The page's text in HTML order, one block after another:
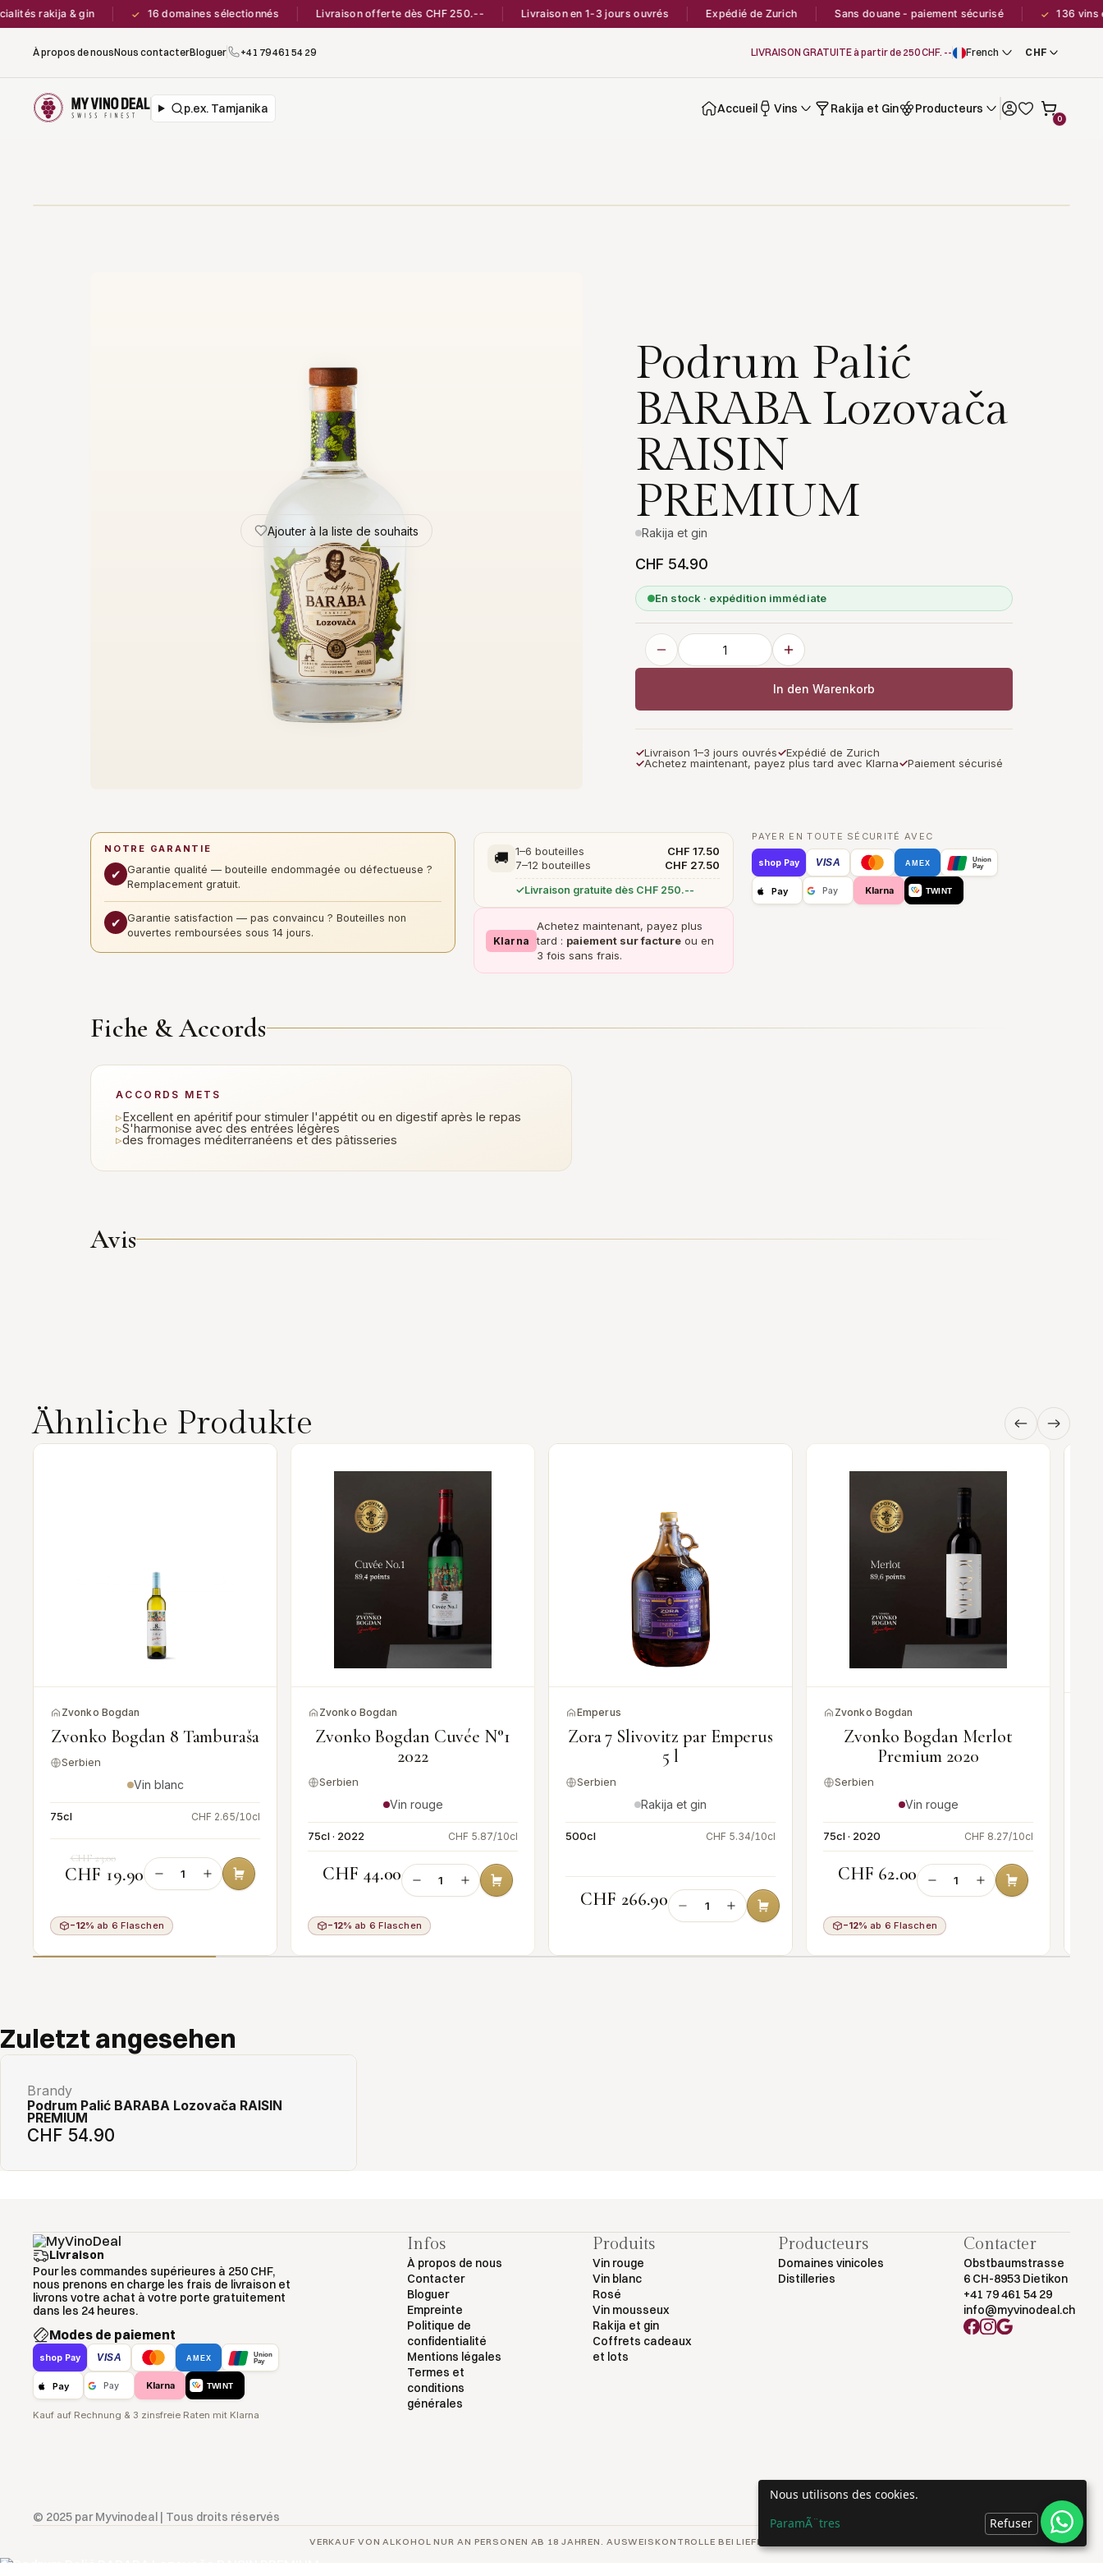
rakija & gin 16 domaines sélectionnés Livraison offerte dès CHF 250.-- Livraison en 1-3 jours ouvrés Expédié de Zurich Sans douane - paiement sécurisé 136 vins en
À propos de nousNous contacterBloguer +41 79 461 54 29 LIVRAISON GRATUITE à partir de 250 CHF. -- French
p.ex. Tamjanika Accueil Vins Rakija et Gin Producteurs
0
Ajouter à la liste de souhaits
Podrum Palić
BARABA Lozovača
RAISIN
PREMIUM
Rakija et gin
CHF 54.90
En stock · expédition immédiate
In den Warenkorb
✓Livraison 1–3 jours ouvrés✓Expédié de Zurich
✓Achetez maintenant, payez plus tard avec Klarna✓Paiement sécurisé
NOTRE GARANTIE
✔ Garantie qualité — bouteille endommagée ou défectueuse ?
Remplacement gratuit.
✔ Garantie satisfaction — pas convaincu ? Bouteilles non
ouvertes remboursées sous 14 jours.
🚚 1–6 bouteilles
CHF 17.50
7–12 bouteilles
CHF 27.50
Livraison gratuite dès CHF 250.--
Klarna
Achetez maintenant, payez plus
tard : paiement sur factureou en
3 fois sans frais.
PAYER EN TOUTE SÉCURITÉ AVEC
shop Pay VISA AMEX
Union
Pay
Pay Pay Klarna TWINT
Fiche & Accords
ACCORDS METS
▹Excellent en apéritif pour stimuler l'appétit ou en digestif après le repas
▹S'harmonise avec des entrées légères
▹des fromages méditerranéens et des pâtisseries
Avis
Ähnliche Produkte
Zvonko Bogdan
Zvonko Bogdan 8 Tamburaša
Serbien
Vin blanc
75cl CHF 2.65/10cl
CHF 23.00
CHF 19.90
−12% ab 6 Flaschen
Zvonko Bogdan
Zvonko Bogdan Cuvée N°1
2022
Serbien
Vin rouge
75cl · 2022 CHF 5.87/10cl
CHF 44.00
−12% ab 6 Flaschen
Emperus
Zora 7 Slivovitz par Emperus
5 l
Serbien
Rakija et gin
500cl CHF 5.34/10cl
CHF 266.90
Zvonko Bogdan
Zvonko Bogdan Merlot
Premium 2020
Serbien
Vin rouge
75cl · 2020 CHF 8.27/10cl
CHF 62.00
−12% ab 6 Flaschen
Zuletzt angesehen
Brandy
Podrum Palić BARABA Lozovača RAISIN
PREMIUM
CHF 54.90
Livraison
Pour les commandes supérieures à 250 CHF,
nous prenons en charge les frais de livraison et
livrons votre achat à votre porte gratuitement
dans les 24 heures.
Modes de paiement
shop Pay VISA AMEX
Union
Pay
Pay Pay Klarna TWINT
Kauf auf Rechnung & 3 zinsfreie Raten mit Klarna
Infos
À propos de nous
Contacter
Bloguer
Empreinte
Politique de
confidentialité
Mentions légales
Termes et
conditions
générales
Produits
Vin rouge
Vin blanc
Rosé
Vin mousseux
Rakija et gin
Coffrets cadeaux
et lots
Producteurs
Domaines vinicoles
Distilleries
Contacter
Obstbaumstrasse
6 CH-8953 Dietikon
+41 79 461 54 29
info@myvinodeal.ch
© 2025 par Myvinodeal | Tous droits réservés
VERKAUF VON ALKOHOL NUR AN PERSONEN AB 18 JAHREN. AUSWEISKONTROLLE BEI LIEFERUNG.
Nous utilisons des cookies.
ParamÃ¨tres
Refuser OK